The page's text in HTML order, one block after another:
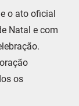
o ato oficial
Natal e com
os